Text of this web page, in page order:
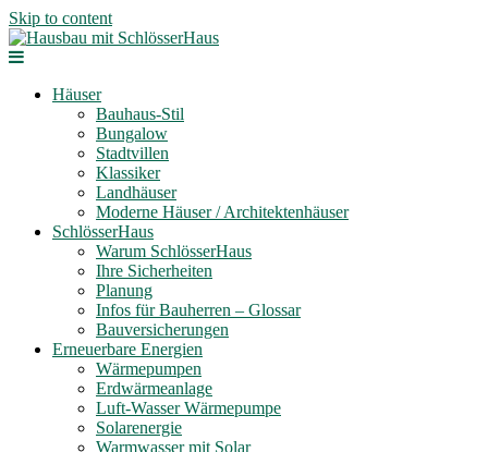
Skip to content
Häuser
Bauhaus-Stil
Bungalow
Stadtvillen
Klassiker
Landhäuser
Moderne Häuser / Architektenhäuser
SchlösserHaus
Warum SchlösserHaus
Ihre Sicherheiten
Planung
Infos für Bauherren – Glossar
Bauversicherungen
Erneuerbare Energien
Wärmepumpen
Erdwärmeanlage
Luft-Wasser Wärmepumpe
Solarenergie
Warmwasser mit Solar